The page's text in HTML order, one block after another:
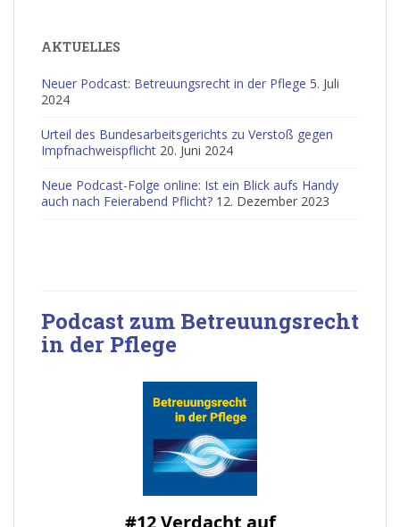
AKTUELLES
Neuer Podcast: Betreuungsrecht in der Pflege 5. Juli
2024
Urteil des Bundesarbeitsgerichts zu Verstoß gegen
Impfnachweispflicht 20. Juni 2024
Neue Podcast-Folge online: Ist ein Blick aufs Handy
auch nach Feierabend Pflicht? 12. Dezember 2023
Podcast zum Betreuungsrecht
in der Pflege